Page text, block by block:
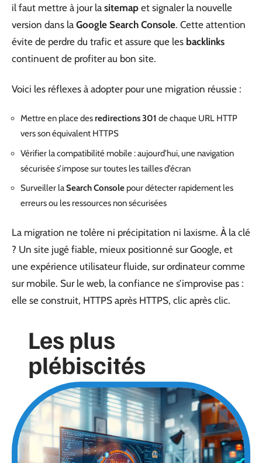
il faut mettre à jour la sitemap et signaler la nouvelle
version dans la Google Search Console. Cette attention
évite de perdre du trafic et assure que les backlinks
continuent de profiter au bon site.
Voici les réflexes à adopter pour une migration réussie :
Mettre en place desredirections 301 de chaque URL HTTP
vers son équivalent HTTPS
Vérifier la compatibilité mobile : aujourd’hui, une navigation
sécurisée s’impose sur toutes les tailles d’écran
Surveiller laSearch Console pour détecter rapidement les
erreurs ou les ressources non sécurisées
La migration ne tolère ni précipitation ni laxisme. À la clé
? Un site jugé fiable, mieux positionné sur Google, et
une expérience utilisateur fluide, sur ordinateur comme
sur mobile. Sur le web, la confiance ne s’improvise pas :
elle se construit, HTTPS après HTTPS, clic après clic.
Les plus
plébiscités